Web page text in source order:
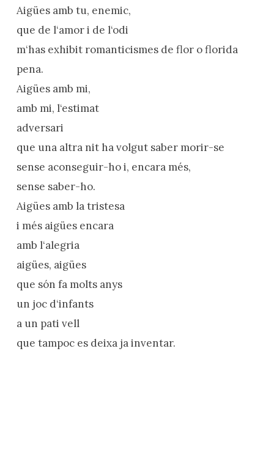
Aigües amb tu, enemic,
que de l‘amor i de l‘odi
m‘has exhibit romanticismes de flor o florida
pena.
Aigües amb mi,
amb mi, l‘estimat
adversari
que una altra nit ha volgut saber morir-se
sense aconseguir-ho i, encara més,
sense saber-ho.
Aigües amb la tristesa
i més aigües encara
amb l‘alegria
aigües, aigües
que són fa molts anys
un joc d‘infants
a un pati vell
que tampoc es deixa ja inventar.